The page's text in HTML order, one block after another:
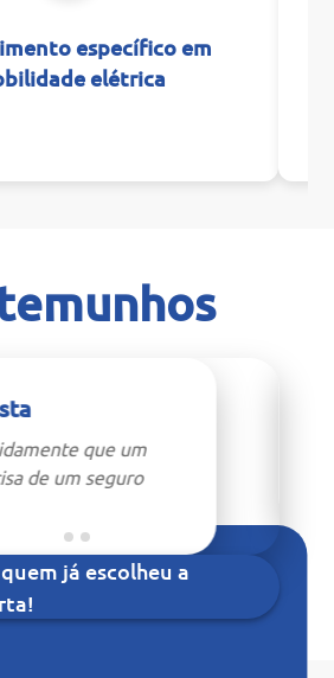
específico em
elétrica
que um
de um seguro
já escolheu a